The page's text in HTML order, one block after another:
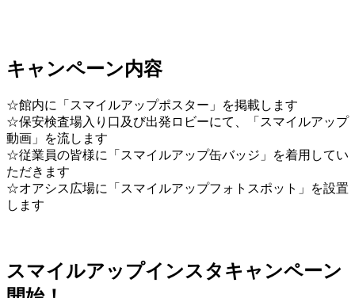
キャンペーン内容
☆館内に「スマイルアップポスター」を掲載します
☆保安検査場入り口及び出発ロビーにて、「スマイルアップ
動画」を流します
☆従業員の皆様に「スマイルアップ缶バッジ」を着用してい
ただきます
☆オアシス広場に「スマイルアップフォトスポット」を設置
します
スマイルアップインスタキャンペーン